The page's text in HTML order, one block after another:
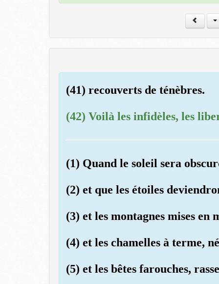
(41) recouverts de ténèbres.
(42) Voilà les infidèles, les
(1) Quand le soleil sera
(2) et que les étoiles
(3) et les montagnes mises en
(4) et les chamelles à terme,
(5) et les bêtes farouches,